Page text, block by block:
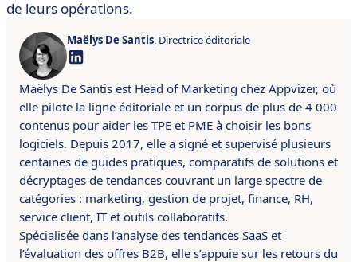
de leurs opérations.
Maëlys De Santis, Directrice éditoriale
Maëlys De Santis est Head of Marketing chez Appvizer, où
elle pilote la ligne éditoriale et un corpus de plus de 4 000
contenus pour aider les TPE et PME à choisir les bons
logiciels. Depuis 2017, elle a signé et supervisé plusieurs
centaines de guides pratiques, comparatifs de solutions et
décryptages de tendances couvrant un large spectre de
catégories : marketing, gestion de projet, finance, RH,
service client, IT et outils collaboratifs.
Spécialisée dans l’analyse des tendances SaaS et
l’évaluation des offres B2B, elle s’appuie sur les retours du